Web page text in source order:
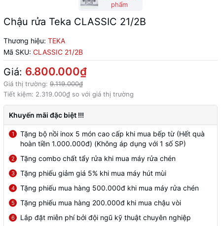
phẩm
Chậu rửa Teka CLASSIC 21/2B
Thương hiệu: TEKA
Mã SKU: CLASSIC 21/2B
Giá: 6.800.000₫
Giá thị trường: 9.119.000₫
Tiết kiệm: 2.319.000₫ so với giá thị trường
Khuyến mãi đặc biệt !!!
1
Tặng bộ nồi inox 5 món cao cấp khi mua bếp từ (Hết quà
hoàn tiền 1.000.000đ) (Không áp dụng với 1 số SP)
2 Tặng combo chất tẩy rửa khi mua máy rửa chén
3 Tặng phiếu giảm giá 5% khi mua máy hút mùi
4 Tặng phiếu mua hàng 500.000đ khi mua máy rửa chén
5 Tặng phiếu mua hàng 200.000đ khi mua chậu vòi
6 Lắp đặt miễn phí bởi đội ngũ kỹ thuật chuyên nghiệp